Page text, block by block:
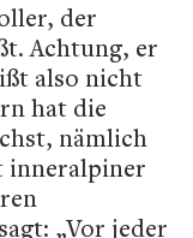
der
Achtung, er
also nicht
hat die
nämlich
inneralpiner
„Vor jeder